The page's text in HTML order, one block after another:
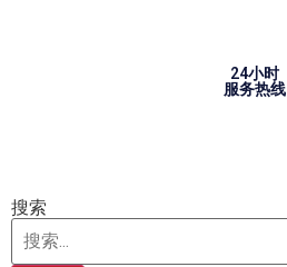
24小时
服务热线
搜索